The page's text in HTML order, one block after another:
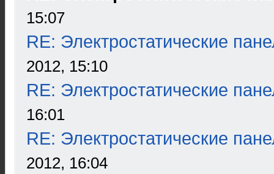
15:07
RE: Электростатические
2012, 15:10
RE: Электростатические
16:01
RE: Электростатические
2012, 16:04